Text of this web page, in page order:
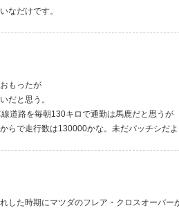
なだけです。
もったが
だと思う。
道路を毎朝130キロで通勤は馬鹿だと思うが
らで走行数は130000かな。未だバッチシだよ
した時期にマツダのフレア・クロスオーバ